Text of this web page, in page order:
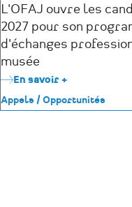
L'OFAJ ouvre les
2027 pour son
d'échanges
musée
En savoir +
à
Appels / Opportunités